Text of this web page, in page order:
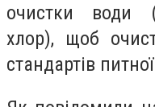
очистки води
хлор), щоб
стандартів